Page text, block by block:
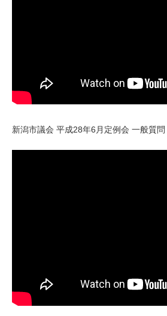
新潟市議会 平成28年6月定例会 一般質